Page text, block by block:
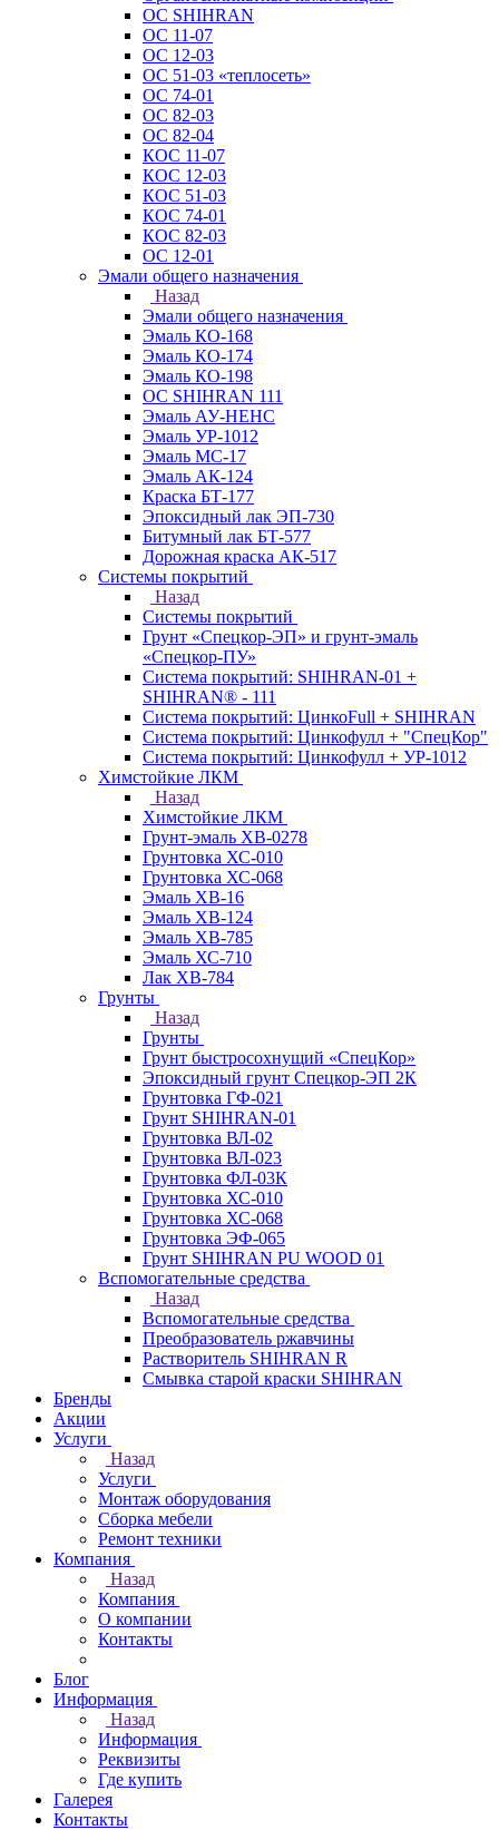
ОС SHIHRAN
ОС 11-07
ОС 12-03
ОС 51-03 «теплосеть»
ОС 74-01
ОС 82-03
ОС 82-04
КОС 11-07
КОС 12-03
КОС 51-03
КОС 74-01
КОС 82-03
ОС 12-01
Эмали общего назначения
Назад
Эмали общего назначения
Эмаль КО-168
Эмаль КО-174
Эмаль КО-198
ОС SHIHRAN 111
Эмаль АУ-НЕНС
Эмаль УР-1012
Эмаль МС-17
Эмаль АК-124
Краска БТ-177
Эпоксидный лак ЭП-730
Битумный лак БТ-577
Дорожная краска АК-517
Системы покрытий
Назад
Системы покрытий
Грунт «Спецкор-ЭП» и грунт-эмаль
«Спецкор-ПУ»
Система покрытий: SHIHRAN-01 +
SHIHRAN® - 111
Система покрытий: ЦинкоFull + SHIHRAN
Система покрытий: Цинкофулл + "СпецКор"
Система покрытий: Цинкофулл + УР-1012
Химстойкие ЛКМ
Назад
Химстойкие ЛКМ
Грунт-эмаль ХВ-0278
Грунтовка ХС-010
Грунтовка ХС-068
Эмаль ХВ-16
Эмаль ХВ-124
Эмаль ХВ-785
Эмаль ХС-710
Лак ХВ-784
Грунты
Назад
Грунты
Грунт быстросохнущий «СпецКор»
Эпоксидный грунт Спецкор-ЭП 2К
Грунтовка ГФ-021
Грунт SHIHRAN-01
Грунтовка ВЛ-02
Грунтовка ВЛ-023
Грунтовка ФЛ-03К
Грунтовка ХС-010
Грунтовка ХС-068
Грунтовка ЭФ-065
Грунт SHIHRAN PU WOOD 01
Вспомогательные средства
Назад
Вспомогательные средства
Преобразователь ржавчины
Растворитель SHIHRAN R
Смывка старой краски SHIHRAN
Бренды
Акции
Услуги
Назад
Услуги
Монтаж оборудования
Сборка мебели
Ремонт техники
Компания
Назад
Компания
О компании
Контакты
Блог
Информация
Назад
Информация
Реквизиты
Где купить
Галерея
Контакты